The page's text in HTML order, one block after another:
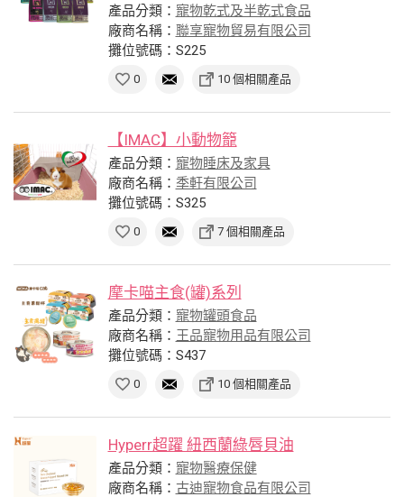
產品分類： 寵物乾式及半乾式食品
廠商名稱： 聯享寵物貿易有限公司
攤位號碼：S225
0 10 個相關產品
【IMAC】小動物籠
產品分類： 寵物睡床及家具
廠商名稱： 季軒有限公司
攤位號碼：S325
0 7 個相關產品
摩卡喵主食(罐)系列
產品分類： 寵物罐頭食品
廠商名稱： 王品寵物用品有限公司
攤位號碼：S437
0 10 個相關產品
Hyperr超躍 紐西蘭綠唇貝油
產品分類： 寵物醫療保健
廠商名稱： 古迪寵物食品有限公司